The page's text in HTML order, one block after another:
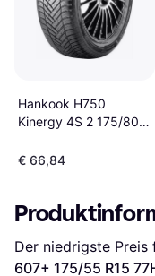
Hankook H750
Kinergy 4S 2 175/80
€ 66,84
Der niedrigste Preis
607+ 175/55 R15